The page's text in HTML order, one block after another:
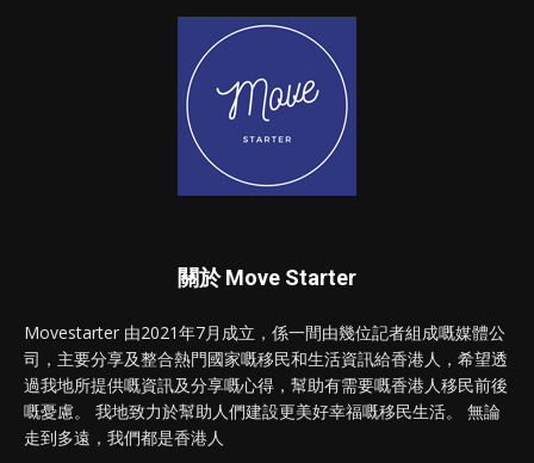
關於 Move Starter
Movestarter 由2021年7月成立，係一間由幾位記者組成嘅媒體公
司，主要分享及整合熱門國家嘅移民和生活資訊給香港人，希望透
過我地所提供嘅資訊及分享嘅心得，幫助有需要嘅香港人移民前後
嘅憂慮。 我地致力於幫助人們建設更美好幸福嘅移民生活。 無論
走到多遠，我們都是香港人